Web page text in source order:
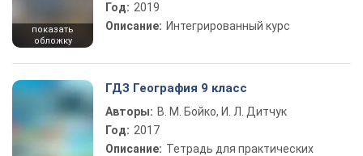
показать
обложку
Год: 2019
Описание: Интегрированный курс
ГДЗ География 9 класс
Авторы: В. М. Бойко, И. Л. Дитчук
Год: 2017
Описание: Тетрадь для практических